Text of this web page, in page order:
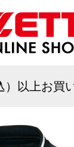
）以上お買